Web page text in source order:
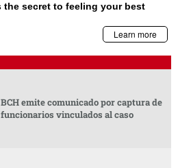
BCH emite comunicado por captura de
funcionarios vinculados al caso